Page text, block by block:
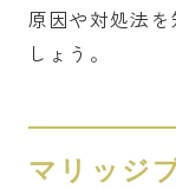
原因や対処法
しょう。
マリッジ